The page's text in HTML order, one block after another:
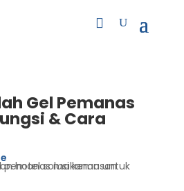
Gel Pemanas
& Cara